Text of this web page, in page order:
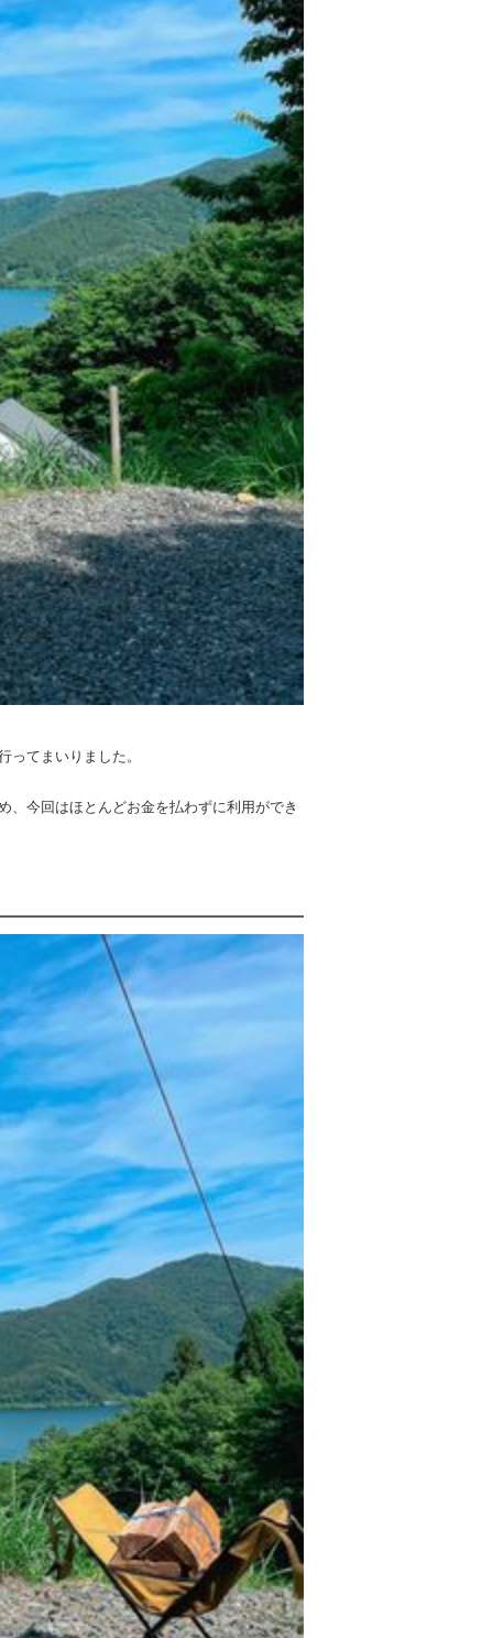
てまいりました。
、今回はほとんどお金を払わずに利用ができ